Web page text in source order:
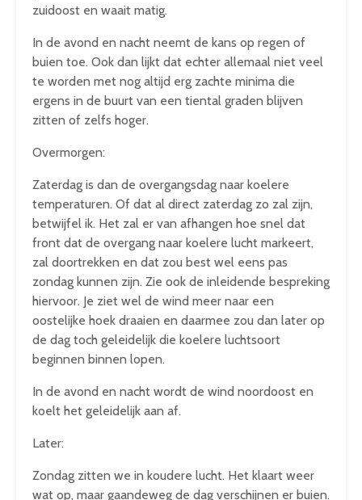
zuidoost en waait matig.
In de avond en nacht neemt de kans op regen of
buien toe. Ook dan lijkt dat echter allemaal niet veel
te worden met nog altijd erg zachte minima die
ergens in de buurt van een tiental graden blijven
zitten of zelfs hoger.
Overmorgen:
Zaterdag is dan de overgangsdag naar koelere
temperaturen. Of dat al direct zaterdag zo zal zijn,
betwijfel ik. Het zal er van afhangen hoe snel dat
front dat de overgang naar koelere lucht markeert,
zal doortrekken en dat zou best wel eens pas
zondag kunnen zijn. Zie ook de inleidende bespreking
hiervoor. Je ziet wel de wind meer naar een
oostelijke hoek draaien en daarmee zou dan later op
de dag toch geleidelijk die koelere luchtsoort
beginnen binnen lopen.
In de avond en nacht wordt de wind noordoost en
koelt het geleidelijk aan af.
Later:
Zondag zitten we in koudere lucht. Het klaart weer
wat op, maar gaandeweg de dag verschijnen er buien.